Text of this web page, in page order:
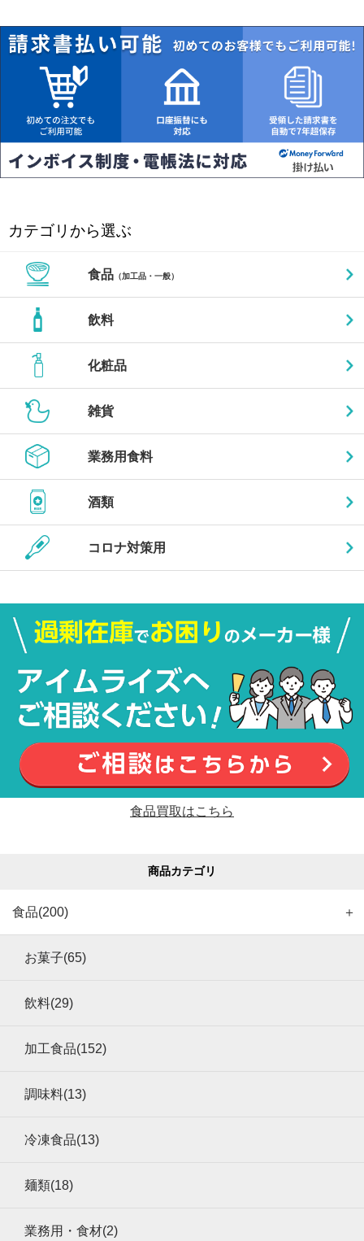
カテゴリから選ぶ
食品（加工品・一般）
飲料
化粧品
雑貨
業務用食料
酒類
コロナ対策用
食品買取はこちら
商品カテゴリ
食品(200) ＋
お菓子(65)
飲料(29)
加工食品(152)
調味料(13)
冷凍食品(13)
麺類(18)
業務用・食材(2)